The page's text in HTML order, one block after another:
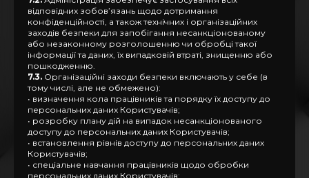
відповідних зобов’язань щодо дотримання
конфіденційності, а також технічних і організаційних
заходів безпеки для запобігання несанкціонованому
або незаконному розголошенню чи обробці такої
інформації та даних, їх випадковій втраті, знищенню або
пошкодженню.
7.3. Організаційні заходи безпеки включають у себе (в
тому числі, але не обмежено):
• визначення кола працівників та порядку їх доступу до
персональних даних Користувачів;
• розробку плану дій на випадок несанкціонованого
доступу до персональних даних Користувачів;
• встановлення рівнів доступу до персональних даних
Користувачів;
• спеціальне навчання працівників щодо обробки
персональних даних Користувачів;